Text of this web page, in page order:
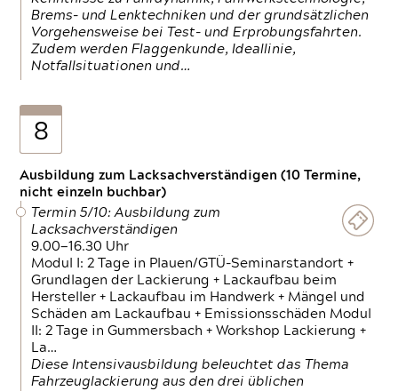
Brems- und Lenktechniken und der grundsätzlichen
Vorgehensweise bei Test- und Erprobungsfahrten.
Zudem werden Flaggenkunde, Ideallinie,
Notfallsituationen und…
8
Ausbildung zum Lacksachverständigen (10 Termine,
nicht einzeln buchbar)
Termin 5/10: Ausbildung zum
Lacksachverständigen
9.00—16.30 Uhr
Modul I: 2 Tage in Plauen/GTÜ-Seminarstandort +
Grundlagen der Lackierung + Lackaufbau beim
Hersteller + Lackaufbau im Handwerk + Mängel und
Schäden am Lackaufbau + Emissionsschäden Modul
II: 2 Tage in Gummersbach + Workshop Lackierung +
La…
Diese Intensivausbildung beleuchtet das Thema
Fahrzeuglackierung aus den drei üblichen